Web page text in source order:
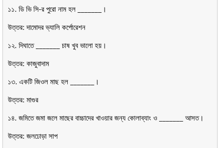
১১. ডি ভি সি-র পুরো নাম হল _______।
উত্তর: দামোদর ভ্যালি কর্পোরেশন
১২. দিঘাতে _______ চাষ খুব ভালো হয়।
উত্তর: কাজুবাদাম
১৩. একটি জিওল মাছ হল _______।
উত্তর: মাগুর
১৪. জমিতে জমা জলে মাছের বাচ্চাদের খাওয়ার জন্য কোলাব্যাং ও _______ আসত।
উত্তর: জলঢোড়া সাপ